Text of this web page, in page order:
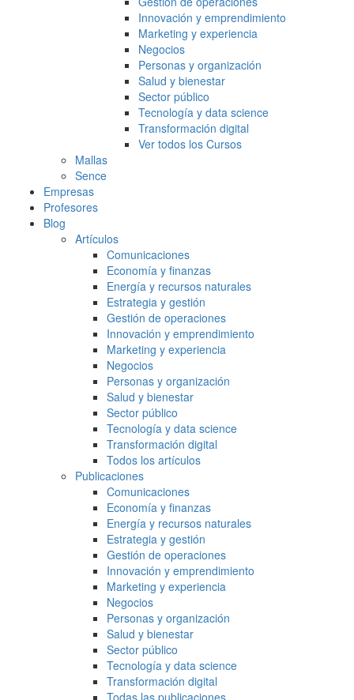
Innovación y emprendimiento
Marketing y experiencia
Negocios
Personas y organización
Salud y bienestar
Sector público
Tecnología y data science
Transformación digital
Ver todos los Cursos
Mallas
Sence
Empresas
Profesores
Blog
Artículos
Comunicaciones
Economía y finanzas
Energía y recursos naturales
Estrategia y gestión
Gestión de operaciones
Innovación y emprendimiento
Marketing y experiencia
Negocios
Personas y organización
Salud y bienestar
Sector público
Tecnología y data science
Transformación digital
Todos los artículos
Publicaciones
Comunicaciones
Economía y finanzas
Energía y recursos naturales
Estrategia y gestión
Gestión de operaciones
Innovación y emprendimiento
Marketing y experiencia
Negocios
Personas y organización
Salud y bienestar
Sector público
Tecnología y data science
Transformación digital